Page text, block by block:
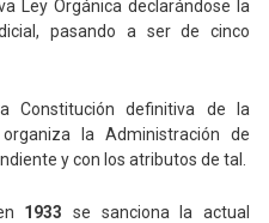
Ley Orgánica declarándose la
pasando a ser de cinco
Constitución definitiva de la
la Administración de
y con los atributos de tal.
1933 se sanciona la actual